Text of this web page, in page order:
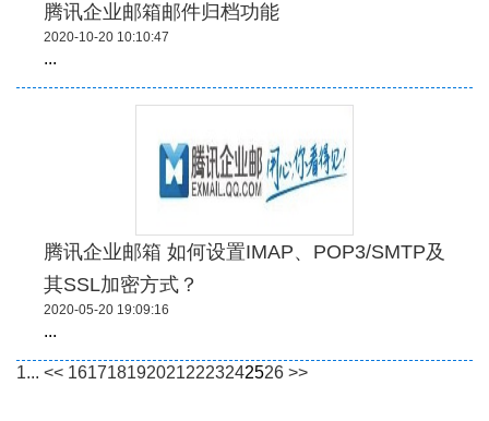
腾讯企业邮箱邮件归档功能
2020-10-20 10:10:47
...
腾讯企业邮箱 如何设置IMAP、POP3/SMTP及
其SSL加密方式？
2020-05-20 19:09:16
...
1... << 1617181920212223242526 >>